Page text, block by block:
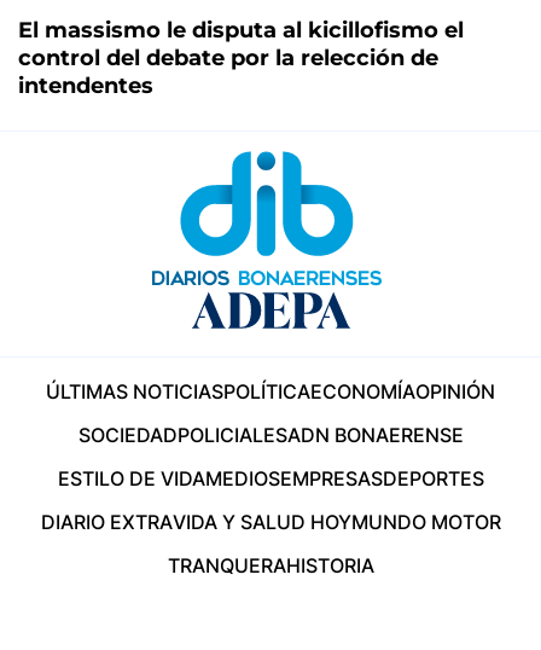
El massismo le disputa al kicillofismo el
control del debate por la relección de
intendentes
ÚLTIMAS NOTICIASPOLÍTICAECONOMÍAOPINIÓN
SOCIEDADPOLICIALESADN BONAERENSE
ESTILO DE VIDAMEDIOSEMPRESASDEPORTES
DIARIO EXTRAVIDA Y SALUD HOYMUNDO MOTOR
TRANQUERAHISTORIA